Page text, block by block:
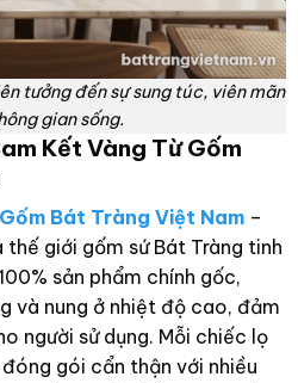
tưởng đến sự sung túc, viên mãn
gian sống.
Kết Vàng Từ Gốm
Gốm Bát Tràng Việt Nam–
giới gốm sứ Bát Tràng tinh
sản phẩm chính gốc,
và nung ở nhiệt độ cao, đảm
người sử dụng. Mỗi chiếc lọ
gói cẩn thận với nhiều